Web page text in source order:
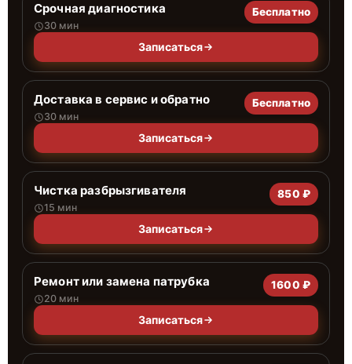
Срочная диагностика
30 мин
Бесплатно
Записаться
Доставка в сервис и обратно
30 мин
Бесплатно
Записаться
Чистка разбрызгивателя
15 мин
850 ₽
Записаться
Ремонт или замена патрубка
20 мин
1600 ₽
Записаться